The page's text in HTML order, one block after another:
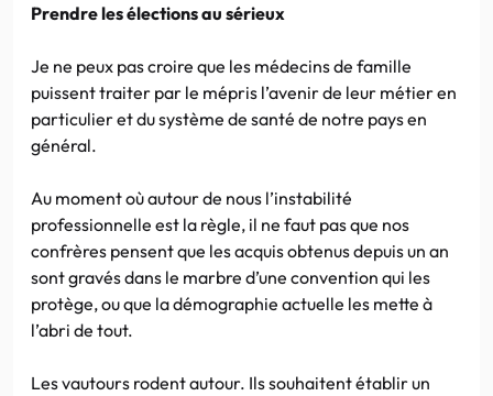
Prendre les élections au sérieux
Je ne peux pas croire que les médecins de famille
puissent traiter par le mépris l’avenir de leur métier en
particulier et du système de santé de notre pays en
général.
Au moment où autour de nous l’instabilité
professionnelle est la règle, il ne faut pas que nos
confrères pensent que les acquis obtenus depuis un an
sont gravés dans le marbre d’une convention qui les
protège, ou que la démographie actuelle les mette à
l’abri de tout.
Les vautours rodent autour. Ils souhaitent établir un